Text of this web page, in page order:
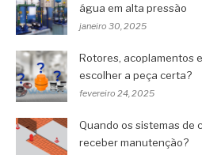
água em alta pressão
janeiro 30, 2025
Rotores, acoplamentos
escolher a peça certa?
fevereiro 24, 2025
Quando os sistemas de
receber manutenção?